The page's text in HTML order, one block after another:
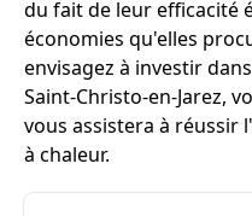
du fait de leur efficacité
économies qu'elles
envisagez à investir
Saint-Christo-en-Jarez,
vous assistera à réussir
à chaleur.